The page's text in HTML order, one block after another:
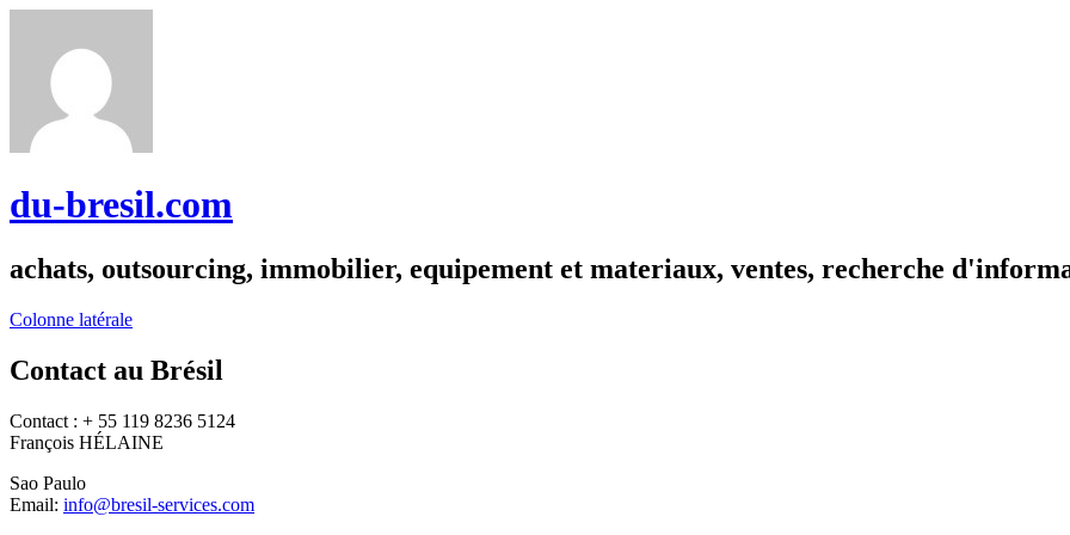
du-bresil.com
achats, outsourcing, immobilier, equipement et materiaux, ventes, recherche
Colonne latérale
Contact au Brésil
Contact : + 55 119 8236 5124
François HÉLAINE
Sao Paulo
Email: info@bresil-services.com